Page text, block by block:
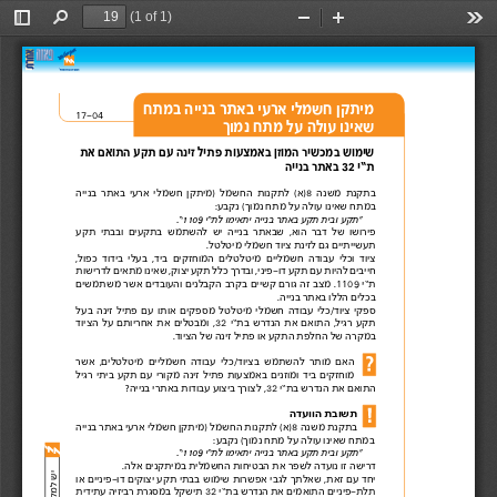
Toggle
Sidebar
Find
(1 of 1)
Zoom
Out
In
במתח ארעי באתר בנייה חשמלי
מיתקן
שאינו עולה על מתח נמוך
17-04
את תקע התואם
שימוש במכשיר המוזן באמצעות פתיל זינה עם
באתר בנייה 32 ”י ת
בנייה באתר ארעי חשמלי מיתקן החשמל  ) לתקנות ( א)8 משנה
בתקנת
נקבע:
נמוך ( מתח על
במתח שאינו עולה
.”1109
לת”י תקע באתר בנייה יתאימו ובית תקע “
תקע
ובבתי בתקעים להשתמש יש בנייה שבאתר הוא  , דבר של
פירושו
מיטלטל .
חשמלי ציוד
תעשייתיים גם לזינת
כפול ,
בידוד בעלי ביד , המוחזקים מיטלטלים חשמליים עבודה וכלי
ציוד
לדרישות
מתאים שאינו יצוק , תקע כלל ובדרך דו-פיני , תקע עם להיות
חייבים
משתמשים
אשר והעובדים הקבלנים בקרב קשיים גורם זה מצב .1109 ת”י
.
באתר בנייה הללו
בכלים
בעל
זינה פתיל עם אותו מספקים מיטלטל חשמלי עבודה ציוד/כלי
ספקי
הציוד
על אחריותם את ומבטלים ,32 בת”י הנדרש את התואם רגיל  ,
תקע
הציוד .
של זינה במקרה של החלפת התקע או פתיל
אשר מיטלטלים, חשמליים עבודה בציוד/כלי להשתמש מותר
האם
רגיל
ביתי תקע עם מקורי זינה פתיל באמצעות ומוזנים ביד
מוחזקים
בנייה ?
עבודות באתרי ביצוע לצורך בת”י 32, התואם את הנדרש
תשובת הוועדה
בנייה
באתר ארעי חשמלי מיתקן החשמל  ) לתקנות ( א)8 משנה
בתקנת
נקבע:
נמוך ( מתח על
במתח שאינו עולה
.”1109
לת”י תקע באתר בנייה יתאימו ובית תקע “
אלה . במיתקנים את הבטיחות החשמלית לשפר
דרישה זו נועדה
או
פיניים יצוקים דו - תקע בבתי שימוש אפשרות לגבי שאלתך זאת  , עם
יחד
עתידית
רביזיה במסגרת תישקל 32 בת”י הנדרש את התואמים פיניים
תלת -